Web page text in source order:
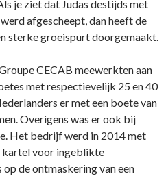
je ziet dat Judas destijds met
afgescheept, dan heeft de
sterke groeispurt doorgemaakt.
CECAB meewerkten aan
met respectievelijk 25 en 40
er met een boete van
Overigens was er ook bij
Het bedrijf werd in 2014 met
kartel voor ingeblikte
de ontmaskering van een